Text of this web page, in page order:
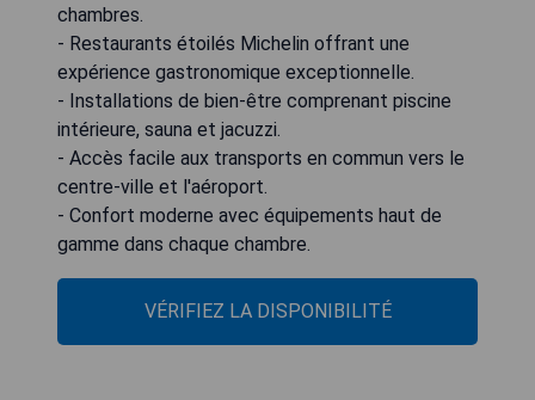
chambres.
- Restaurants étoilés Michelin offrant une
expérience gastronomique exceptionnelle.
- Installations de bien-être comprenant piscine
intérieure, sauna et jacuzzi.
- Accès facile aux transports en commun vers le
centre-ville et l'aéroport.
- Confort moderne avec équipements haut de
gamme dans chaque chambre.
VÉRIFIEZ LA DISPONIBILITÉ